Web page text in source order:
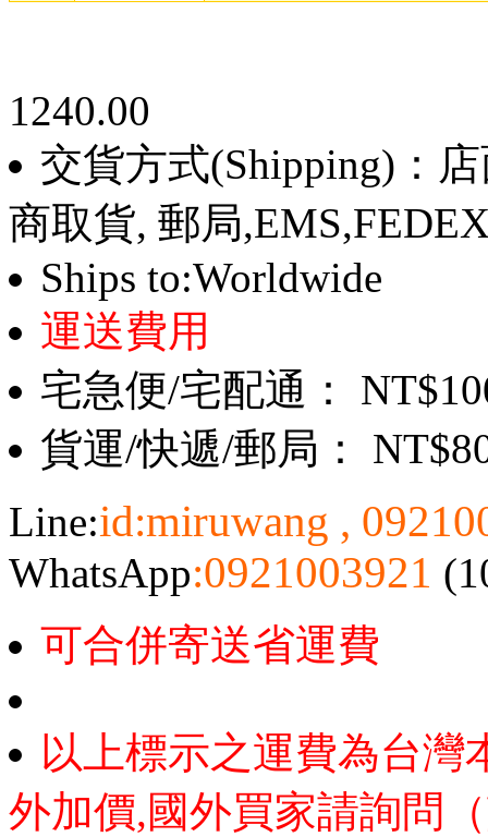
1240.00
交貨方式(Shipping)：
商取貨, 郵局
Ships to:Worldwide
運送費用
宅急便/宅配通：
貨運/快遞/郵局：
Line:id:miruwang ,
WhatsApp:0921003921
可合併寄送省運費
以上標示之運費為台灣
外加價,國外買家請詢問